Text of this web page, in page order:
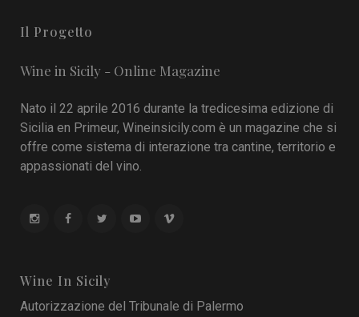
Il Progetto
Wine in Sicily - Online Magazine
Nato il 22 aprile 2016 durante la tredicesima edizione di
Sicilia en Primeur, Wineinsicily.com è un magazine che si
offre come sistema di interazione tra cantine, territorio e
appassionati del vino.
Wine In Sicily
Autorizzazione del Tribunale di Palermo